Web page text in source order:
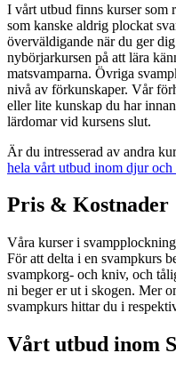
I vårt utbud finns kurser
som kanske aldrig plockat
överväldigande när du ger
nybörjarkursen på att lära
matsvamparna. Övriga
nivå av förkunskaper. Vår
eller lite kunskap du har
lärdomar vid kursens slut.
Är du intresserad av andra
hela vårt utbud inom djur och
Pris & Kostnader
Våra kurser i
För att delta i en svampkurs
svampkorg- och kniv, och
ni beger er ut i skogen. Mer
svampkurs hittar du i
Vårt utbud inom